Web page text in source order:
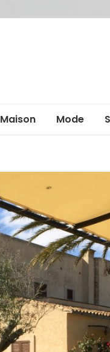
Maison Mode